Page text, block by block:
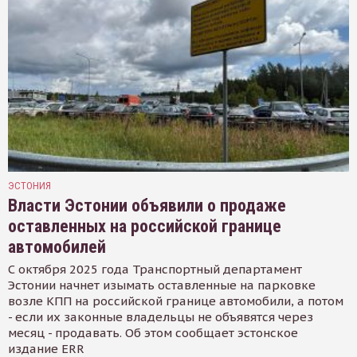
ЭСТОНИЯ
Власти Эстонии объявили о продаже
оставленных на российской границе
автомобилей
С октября 2025 года Транспортный департамент
Эстонии начнет изымать оставленные на парковке
возле КПП на российской границе автомобили, а потом
- если их законные владельцы не объявятся через
месяц - продавать. Об этом сообщает эстонское
издание ERR